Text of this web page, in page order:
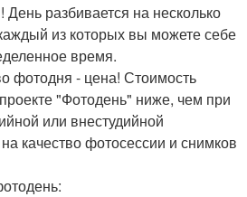
разбивается на несколько
из которых вы можете себе
время.
фотодня - цена! Стоимость
"Фотодень" ниже, чем при
или внестудийной
качество фотосессии и снимков